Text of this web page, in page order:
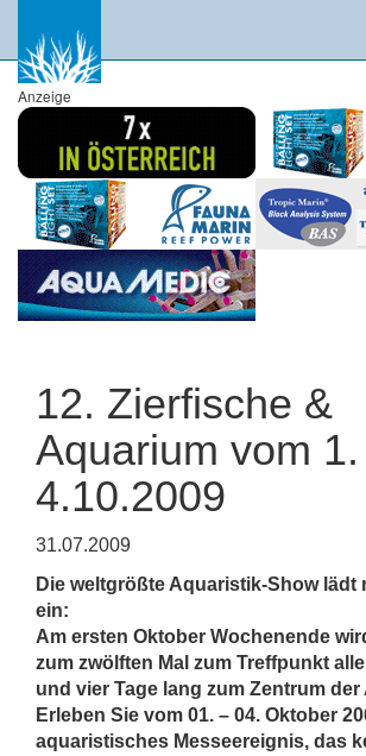
Anzeige
12. Zierfische &
Aquarium vom
4.10.2009
31.07.2009
Die weltgrößte Aquaristik-Show lädt
ein:
Am ersten Oktober Wochenende
zum zwölften Mal zum Treffpunkt
und vier Tage lang zum Zentrum
Erleben Sie vom 01. – 04. Oktober
aquaristisches Messeereignis, das